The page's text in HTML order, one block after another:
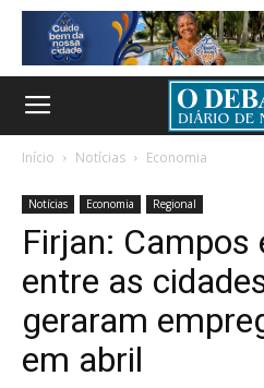
Início Notícias Economia
Notícias Economia Regional
Firjan: Campos
entre as
geraram
em abril